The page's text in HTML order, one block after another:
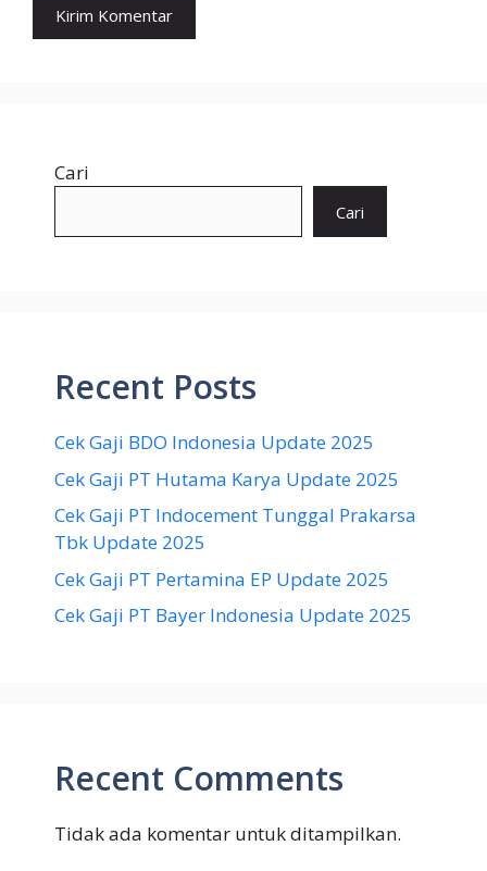
Cari
Cari
Recent Posts
Cek Gaji BDO Indonesia Update 2025
Cek Gaji PT Hutama Karya Update 2025
Cek Gaji PT Indocement Tunggal Prakarsa
Tbk Update 2025
Cek Gaji PT Pertamina EP Update 2025
Cek Gaji PT Bayer Indonesia Update 2025
Recent Comments
Tidak ada komentar untuk ditampilkan.